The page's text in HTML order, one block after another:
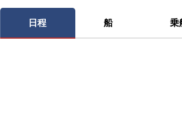
日程 船 乗